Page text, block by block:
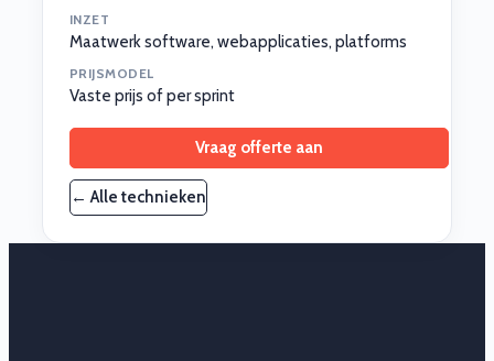
INZET
Maatwerk software, webapplicaties, platforms
PRIJSMODEL
Vaste prijs of per sprint
Vraag offerte aan
← Alle technieken